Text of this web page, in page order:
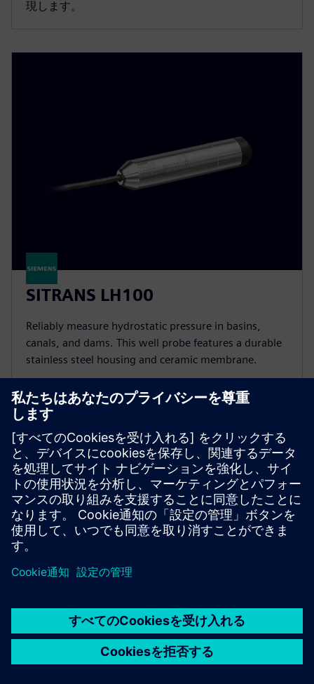
現します。
SITRANS LH100
Reliably measure hydrostatic pressure in basins,
canals, and dams. This well probe features a durable
stainless steel housing and ceramic membrane.
SITRANS LH300